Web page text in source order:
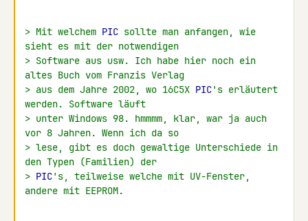
> Mit welchem PIC sollte man anfangen, wie
sieht es mit der notwendigen
> Software aus usw. Ich habe hier noch ein
altes Buch vom Franzis Verlag
> aus dem Jahre 2002, wo 16C5X PIC's erläutert
werden. Software läuft
> unter Windows 98. hmmmm, klar, war ja auch
vor 8 Jahren. Wenn ich da so
> lese, gibt es doch gewaltige Unterschiede in
den Typen (Familien) der
> PIC's, teilweise welche mit UV-Fenster,
andere mit EEPROM.